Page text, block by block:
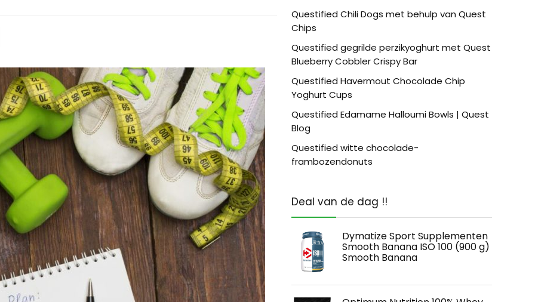
Questified Chili Dogs met behulp van Quest
Chips
Questified gegrilde perzikyoghurt met Quest
Blueberry Cobbler Crispy Bar
Questified Havermout Chocolade Chip
Yoghurt Cups
Questified Edamame Halloumi Bowls | Quest
Blog
Questified witte chocolade-
frambozendonuts
Deal van de dag !!
Dymatize Sport Supplementen
Smooth Banana ISO 100 (900 g)
Smooth Banana